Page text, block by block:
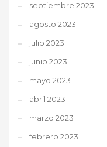
septiembre 2023
agosto 2023
julio 2023
junio 2023
mayo 2023
abril 2023
marzo 2023
febrero 2023